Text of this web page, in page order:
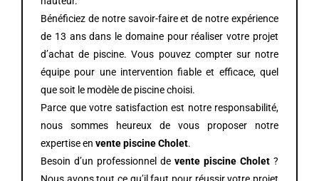
Bénéficiez de notre savoir-faire et de notre expérience
de 13 ans dans le domaine pour réaliser votre projet
d’achat de piscine. Vous pouvez compter sur notre
équipe pour une intervention fiable et efficace, quel
que soit le modèle de piscine choisi.
Parce que votre satisfaction est notre responsabilité,
nous sommes heureux de vous proposer notre
expertise en vente piscineCholet.
Besoin d’un professionnel de vente piscine Cholet ?
Nous avons tout ce qu’il faut pour réussir votre projet